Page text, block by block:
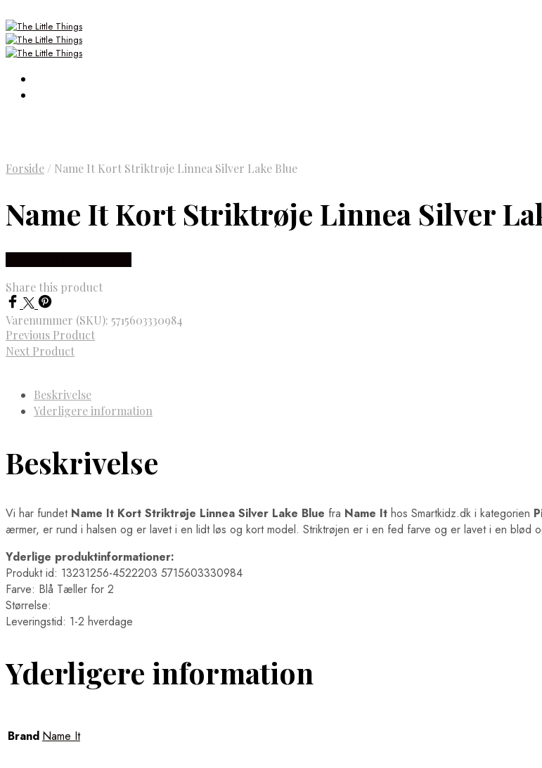
Forside / Name It Kort Striktrøje Linnea Silver Lake Blue
Name It Kort Striktrøje Linnea Silver
Share this product
Varenummer (SKU): 5715603330984
Previous Product
Next Product
Beskrivelse
Yderligere information
Beskrivelse
Vi har fundet Name It Kort Striktrøje Linnea Silver Lake Blue fra Name It hos Smartkidz.dk i kategorien
ærmer, er rund i halsen og er lavet i en lidt løs og kort model. Striktrøjen er i en fed farve og er lavet i en
Yderlige produktinformationer:
Produkt id: 13231256-4522203 5715603330984
Farve: Blå Tæller for 2
Størrelse:
Leveringstid: 1-2 hverdage
Yderligere information
Brand Name It